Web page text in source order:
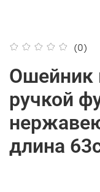
(0)
Ошейник
ручкой
длина